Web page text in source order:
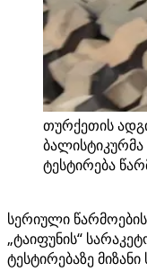
თურქეთის
ბალისტიკურმა
ტესტირება
სერიული
„ტაიფუნის“
ტესტირებაზე